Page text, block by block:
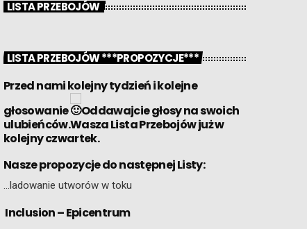
LISTA PRZEBOJÓW
LISTA PRZEBOJÓW ***PROPOZYCJE***
Przed nami kolejny tydzień i kolejne
głosowanie
Oddawajcie głosy na swoich
ulubieńców.Wasza Lista Przebojów już w
kolejny czwartek.
Nasze propozycje do następnej Listy:
…ladowanie utworów w toku
Inclusion – Epicentrum